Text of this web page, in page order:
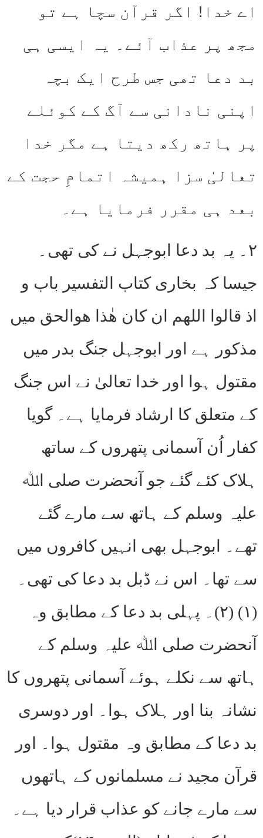
اے خدا! اگر قرآن سچا ہے تو
مجھ پر عذاب آئے۔ یہ ایسی ہی
بد دعا تھی جس طرح ایک بچہ
اپنی نادانی سے آگ کے کوئلے
پر ہاتھ رکھ دیتا ہے مگر خدا
تعالیٰ سزا ہمیشہ اتمامِ حجت کے
بعد ہی مقرر فرمایا ہے۔
۲۔ یہ بد دعا ابوجہل نے کی تھی۔
جیسا کہ بخاری کتاب التفسیر باب و
اذ قالوا اللھم ان کان ھٰذا ھوالحق میں
مذکور ہے اور ابوجہل جنگ بدر میں
مقتول ہوا اور خدا تعالیٰ نے اس جنگ
کے متعلق کا ارشاد فرمایا ہے۔ گویا
کفار اُن آسمانی پتھروں کے ساتھ
ہلاک کئے گئے جو آنحضرت صلی اﷲ
علیہ وسلم کے ہاتھ سے مارے گئے
تھے۔ ابوجہل بھی انہیں کافروں میں
سے تھا۔ اس نے ڈبل بد دعا کی تھی۔
(۱) (۲)۔ پہلی بد دعا کے مطابق وہ
آنحضرت صلی اﷲ علیہ وسلم کے
ہاتھ سے نکلے ہوئے آسمانی پتھروں کا
نشانہ بنا اور ہلاک ہوا۔ اور دوسری
بد دعا کے مطابق وہ مقتول ہوا۔ اور
قرآن مجید نے مسلمانوں کے ہاتھوں
سے مارے جانے کو عذاب قرار دیا ہے۔